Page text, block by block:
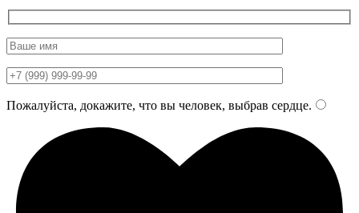
Пожалуйста, докажите, что вы человек, выбрав сердце.